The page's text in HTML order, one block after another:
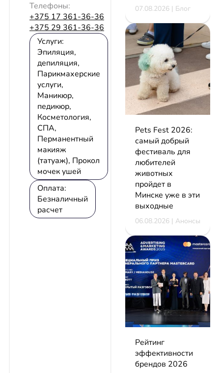
Телефоны:
+375 17 361-36-36
+375 29 361-36-36
Услуги:
Эпиляция,
депиляция,
Парикмахерские
услуги,
Маникюр,
педикюр,
Косметология,
СПА,
Перманентный
макияж
(татуаж), Прокол
мочек ушей
Оплата:
Безналичный
расчет
07.08.2026 | Блог
Pets Fest 2026:
самый добрый
фестиваль для
любителей
животных
пройдет в
Минске уже в эти
выходные
06.08.2026 | Анонсы
Рейтинг
эффективности
брендов 2026